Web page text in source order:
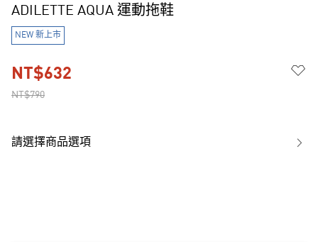
ADILETTE AQUA 運動拖鞋
NEW 新上市
NT$790
NT$632
請選擇商品選項